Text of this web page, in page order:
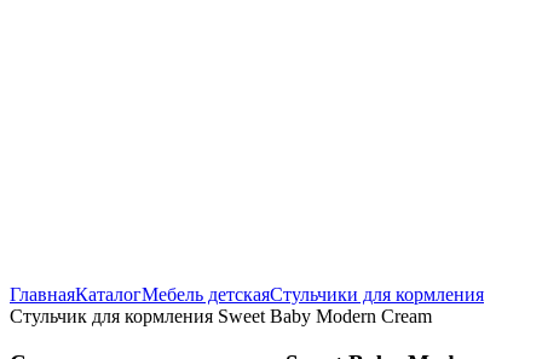
ГлавнаяКаталогМебель детскаяСтульчики для кормления
Стульчик для кормления Sweet Baby Modern Cream